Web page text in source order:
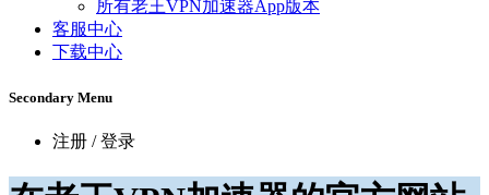
所有老王VPN加速器App版本
客服中心
下载中心
Secondary Menu
注册 / 登录